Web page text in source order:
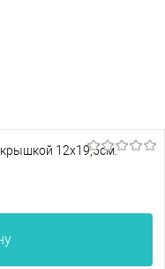
12х19,5см.